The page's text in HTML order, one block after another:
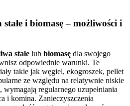
i biomasę – możliwości i
stałe lub biomasę dla swojego
odpowiednie warunki. Te
takie jak węgiel, ekogroszek, pellet
ze względu na relatywnie niskie
regularnego uzupełniania
i komina. Zanieczyszczenia